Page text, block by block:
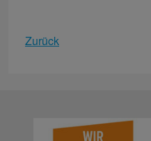
Zurück